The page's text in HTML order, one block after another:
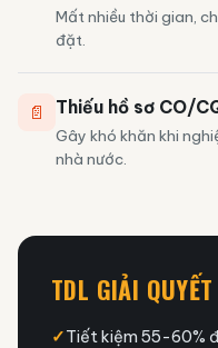
Mất nhiều thời gian,
đặt.
📄 Thiếu hồ sơ CO/
Gây khó khăn khi
nhà nước.
TDL GIẢI
✓Tiết kiệm 55-60%